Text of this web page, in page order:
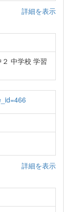
詳細を表示
中学校 学習
詳細を表示